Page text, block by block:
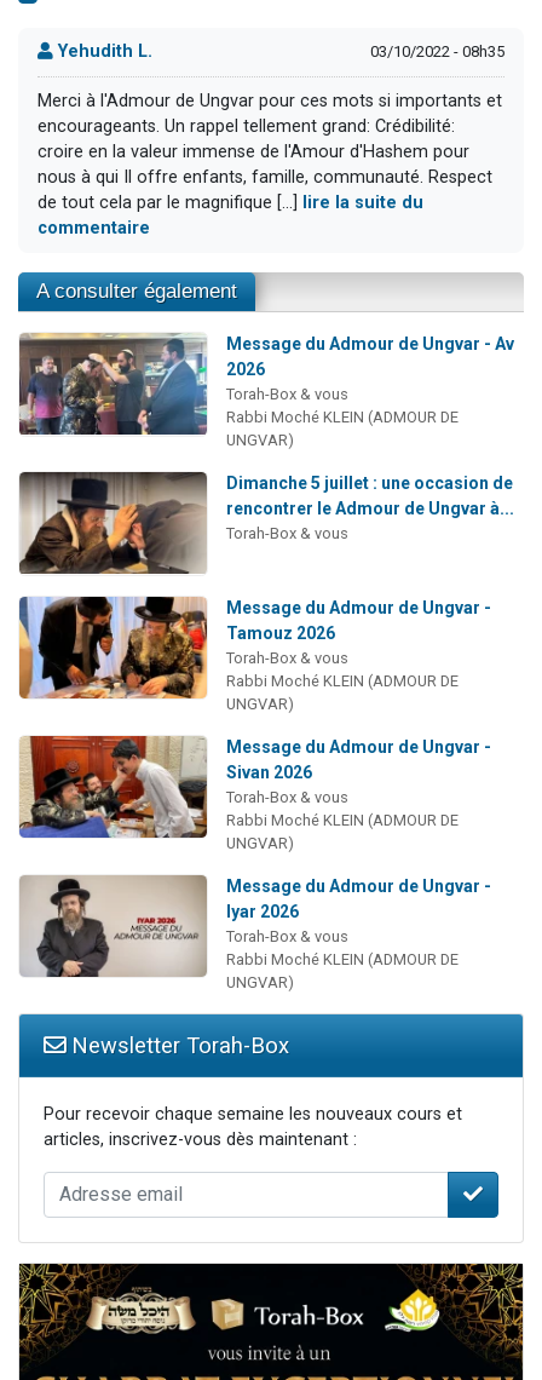
Yehudith L. 03/10/2022 - 08h35
Merci à l'Admour de Ungvar pour ces mots si importants et
encourageants. Un rappel tellement grand: Crédibilité:
croire en la valeur immense de l'Amour d'Hashem pour
nous à qui Il offre enfants, famille, communauté. Respect
de tout cela par le magnifique [...] lire la suite du
commentaire
A consulter également
Message du Admour de Ungvar - Av
2026
Torah-Box & vous
Rabbi Moché KLEIN (ADMOUR DE
UNGVAR)
Dimanche 5 juillet : une occasion de
rencontrer le Admour de Ungvar à...
Torah-Box & vous
Message du Admour de Ungvar -
Tamouz 2026
Torah-Box & vous
Rabbi Moché KLEIN (ADMOUR DE
UNGVAR)
Message du Admour de Ungvar -
Sivan 2026
Torah-Box & vous
Rabbi Moché KLEIN (ADMOUR DE
UNGVAR)
Message du Admour de Ungvar -
Iyar 2026
Torah-Box & vous
Rabbi Moché KLEIN (ADMOUR DE
UNGVAR)
Newsletter Torah-Box
Pour recevoir chaque semaine les nouveaux cours et
articles, inscrivez-vous dès maintenant :